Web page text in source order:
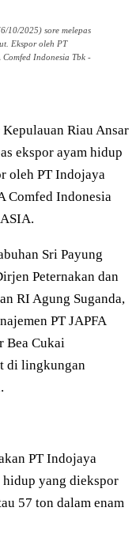
10/2025) sore melepas
Ekspor oleh PT
Indonesia Tbk -
Riau Ansar
ekspor ayam hidup
oleh PT Indojaya
Comfed Indonesia
Sri Payung
Peternakan dan
RI Agung Suganda,
PT JAPFA
Bea Cukai
di lingkungan
PT Indojaya
yang diekspor
57 ton dalam enam